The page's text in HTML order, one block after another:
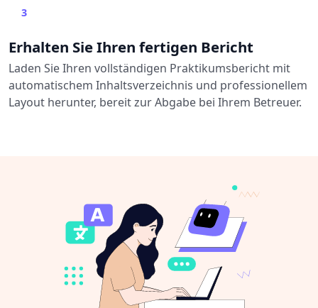
3
Erhalten Sie Ihren fertigen Bericht
Laden Sie Ihren vollständigen Praktikumsbericht mit
automatischem Inhaltsverzeichnis und professionellem
Layout herunter, bereit zur Abgabe bei Ihrem Betreuer.